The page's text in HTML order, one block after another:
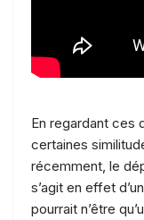
En regardant ces
certaines
récemment, le
s’agit en effet
pourrait n’être